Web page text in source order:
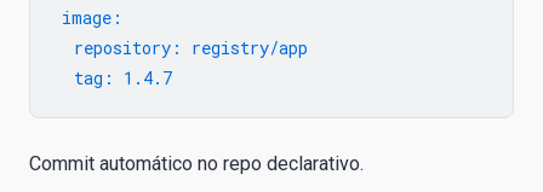
image:
  repository: registry/app
Commit automático no repo declarativo.